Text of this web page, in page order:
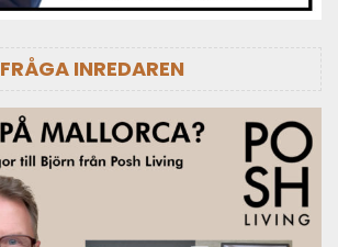
FRÅGA INREDAREN